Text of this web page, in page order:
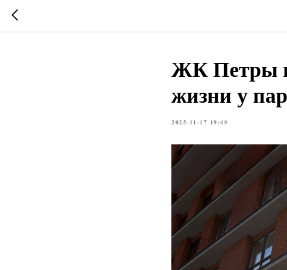
ЖК Петры в
жизни у
2025-11-17 19:49